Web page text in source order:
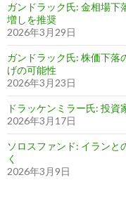
ガンドラック氏: 金相場下
増しを推奨
2026年3月29日
ガンドラック氏: 株価下落
げの可能性
2026年3月23日
ドラッケンミラー氏: 投
2026年3月17日
ソロスファンド: イラン
く
2026年3月9日